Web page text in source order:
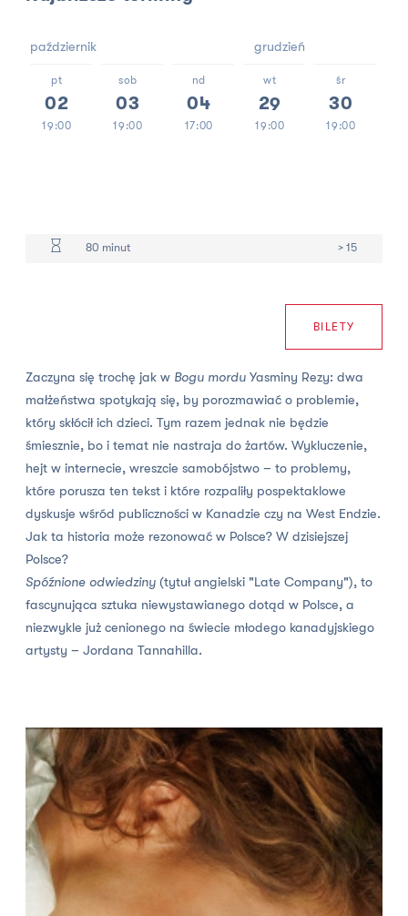
październik
pt
02
19:00
sob
03
19:00
nd
04
17:00
grudzień
wt
29
19:00
śr
30
19:00
80 minut > 15
BILETY
Zaczyna się trochę jak w Bogu mordu Yasminy Rezy: dwa
małżeństwa spotykają się, by porozmawiać o problemie,
który skłócił ich dzieci. Tym razem jednak nie będzie
śmiesznie, bo i temat nie nastraja do żartów. Wykluczenie,
hejt w internecie, wreszcie samobójstwo – to problemy,
które porusza ten tekst i które rozpaliły pospektaklowe
dyskusje wśród publiczności w Kanadzie czy na West Endzie.
Jak ta historia może rezonować w Polsce? W dzisiejszej
Polsce?
Spóźnione odwiedziny (tytuł angielski "Late Company"),to
fascynująca sztuka niewystawianego dotąd w Polsce, a
niezwykle już cenionego na świecie młodego kanadyjskiego
artysty – Jordana Tannahilla.